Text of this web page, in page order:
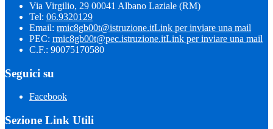
Via Virgilio, 29 00041 Albano Laziale (RM)
Tel: 06.9320129
Email: rmic8gb00t@istruzione.itLink per inviare una mail
PEC: rmic8gb00t@pec.istruzione.itLink per inviare una mail
C.F.: 90075170580
Seguici su
Facebook
Sezione Link Utili